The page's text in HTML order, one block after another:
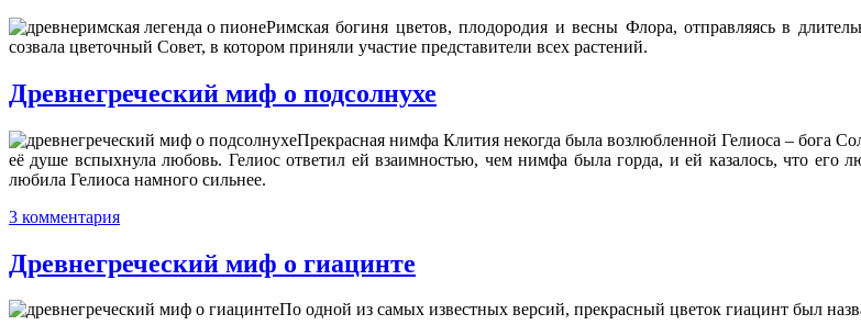
Римская богиня цветов, плодородия и весны Флора, отправляясь в
созвала цветочный Совет, в котором приняли участие представители всех растений.
Древнегреческий миф о подсолнухе
Прекрасная нимфа Клития некогда была возлюбленной Гелиоса – бога
её душе вспыхнула любовь. Гелиос ответил ей взаимностью, чем нимфа была горда, и ей казалось, что его
любила Гелиоса намного сильнее.
3 комментария
Древнегреческий миф о гиацинте
По одной из самых известных версий, прекрасный цветок гиацинт был